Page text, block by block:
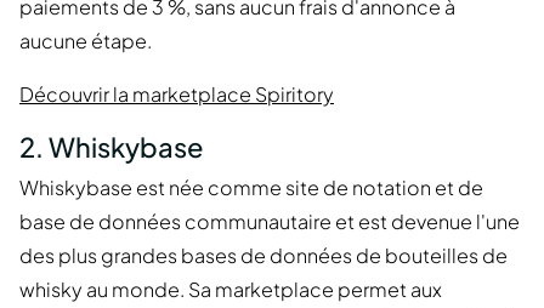
paiements de 3 %, sans aucun frais d'annonce à
aucune étape.
Découvrir la marketplace Spiritory
2. Whiskybase
Whiskybase est née comme site de notation et de
base de données communautaire et est devenue l'une
des plus grandes bases de données de bouteilles de
whisky au monde. Sa marketplace permet aux